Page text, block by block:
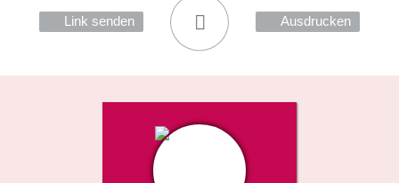
Link senden Ausdrucken